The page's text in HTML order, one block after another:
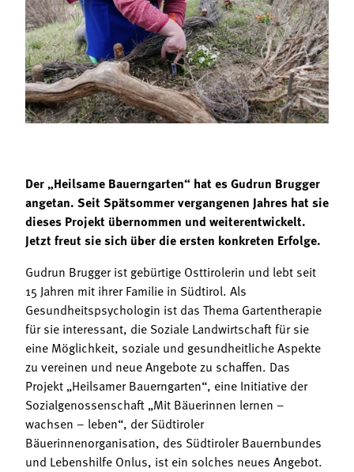
Mitgliedschaft
Landessekretariat
Bäuerliche Buffets
Hofgeschichten
Der „Heilsame Bauerngarten“ hat es Gudrun Brugger
angetan. Seit Spätsommer vergangenen Jahres hat sie
dieses Projekt übernommen und weiterentwickelt.
Jetzt freut sie sich über die ersten konkreten Erfolge.
Gudrun Brugger ist gebürtige Osttirolerin und lebt seit
15 Jahren mit ihrer Familie in Südtirol. Als
Gesundheitspsychologin ist das Thema Gartentherapie
für sie interessant, die Soziale Landwirtschaft für sie
eine Möglichkeit, soziale und gesundheitliche Aspekte
zu vereinen und neue Angebote zu schaffen. Das
Projekt „Heilsamer Bauerngarten“, eine Initiative der
Sozialgenossenschaft „Mit Bäuerinnen lernen –
wachsen – leben“, der Südtiroler
Bäuerinnenorganisation, des Südtiroler Bauernbundes
und Lebenshilfe Onlus, ist ein solches neues Angebot.